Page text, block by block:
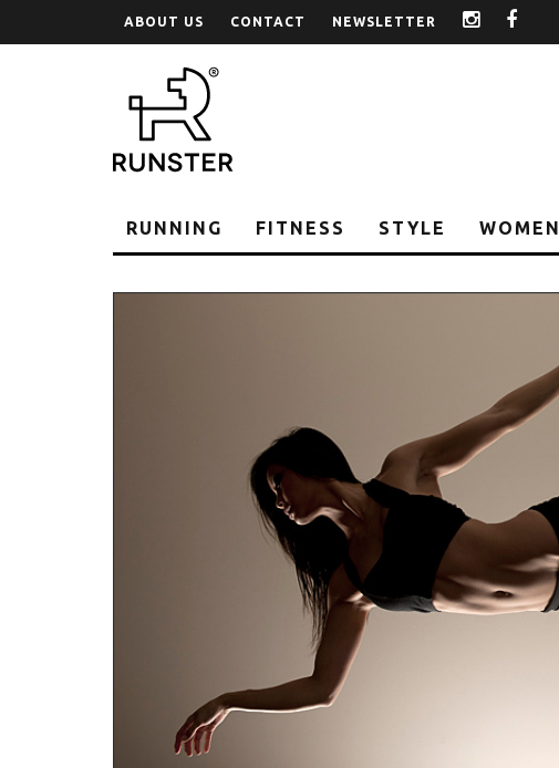
ABOUT US CONTACT NEWSLETTER instagram
RUNNING FITNESS STYLE WOMEN